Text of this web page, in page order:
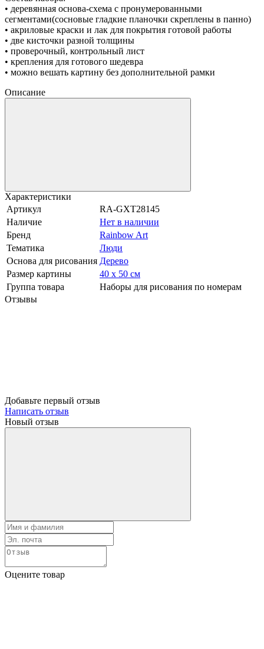
• деревянная основа-схема с пронумерованными
сегментами(сосновые гладкие планочки скреплены в панно)
• акриловые краски и лак для покрытия готовой работы
• две кисточки разной толщины
• проверочный, контрольный лист
• крепления для готового шедевра
• можно вешать картину без дополнительной рамки
Описание
Характеристики
Артикул
RA-GXT28145
Наличие
Нет в наличии
Бренд
Rainbow Art
Тематика
Люди
Основа для рисования Дерево
Размер картины
40 х 50 см
Группа товара
Наборы для рисования по номерам
Отзывы
Добавьте первый отзыв
Написать отзыв
Новый отзыв
Оцените товар